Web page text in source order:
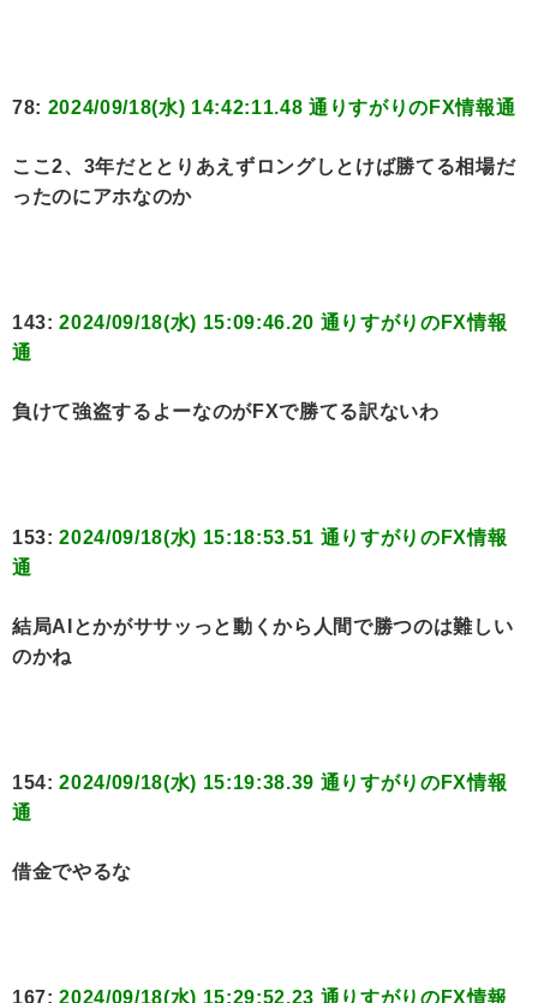
78: 2024/09/18(水) 14:42:11.48 通りすがりのFX情報通
ここ2、3年だととりあえずロングしとけば勝てる相場だ
ったのにアホなのか
143:2024/09/18(水) 15:09:46.20 通りすがりのFX情報
通
負けて強盗するよーなのがFXで勝てる訳ないわ
153:2024/09/18(水) 15:18:53.51 通りすがりのFX情報
通
結局AIとかがササッっと動くから人間で勝つのは難しい
のかね
154:2024/09/18(水) 15:19:38.39 通りすがりのFX情報
通
借金でやるな
167:2024/09/18(水) 15:29:52.23 通りすがりのFX情報